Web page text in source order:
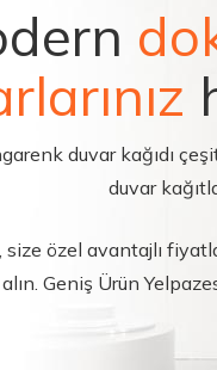
duvar kağıdı
duvar
size özel avantajlı
Geniş Ürün